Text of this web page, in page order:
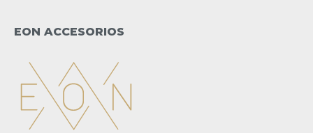
EON ACCESORIOS